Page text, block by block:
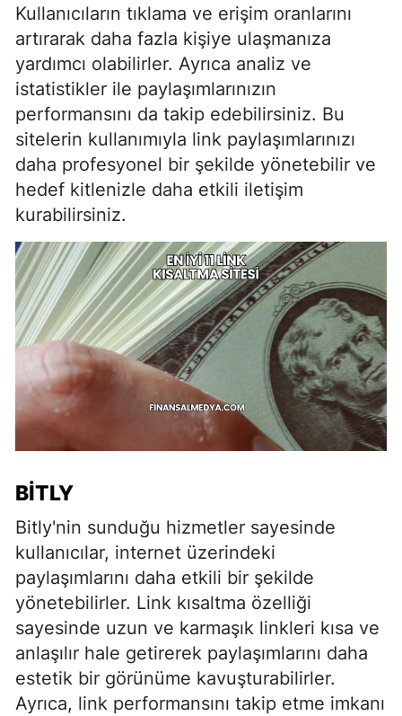
Kullanıcıların tıklama ve erişim oranlarını
artırarak daha fazla kişiye ulaşmanıza
yardımcı olabilirler. Ayrıca analiz ve
istatistikler ile paylaşımlarınızın
performansını da takip edebilirsiniz. Bu
sitelerin kullanımıyla link paylaşımlarınızı
daha profesyonel bir şekilde yönetebilir ve
hedef kitlenizle daha etkili iletişim
kurabilirsiniz.
BITLY
Bitly'nin sunduğu hizmetler sayesinde
kullanıcılar, internet üzerindeki
paylaşımlarını daha etkili bir şekilde
yönetebilirler. Link kısaltma özelliği
sayesinde uzun ve karmaşık linkleri kısa ve
anlaşılır hale getirerek paylaşımlarını daha
estetik bir görünüme kavuşturabilirler.
Ayrıca, link performansını takip etme imkanı